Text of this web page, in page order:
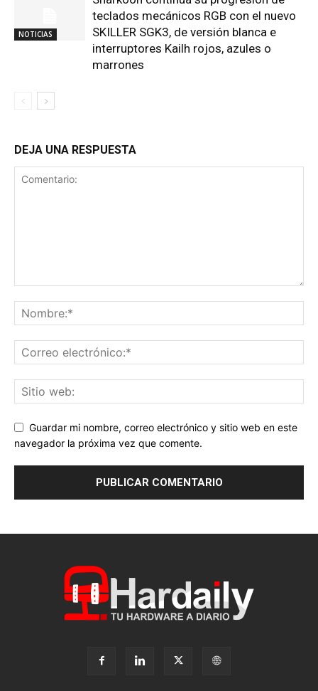
NOTICIAS
teclados mecánicos RGB con el nuevo
SKILLER SGK3, de versión blanca e
interruptores Kailh rojos, azules o
marrones
DEJA UNA RESPUESTA
Guardar mi nombre, correo electrónico y sitio web en este
navegador la próxima vez que comente.